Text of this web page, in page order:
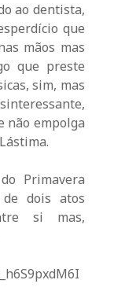
ao dentista,
que
mãos mas
que preste
sim, mas
não empolga
Primavera
dois atos
si mas,